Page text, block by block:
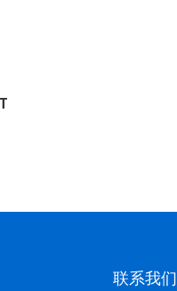
联系我们